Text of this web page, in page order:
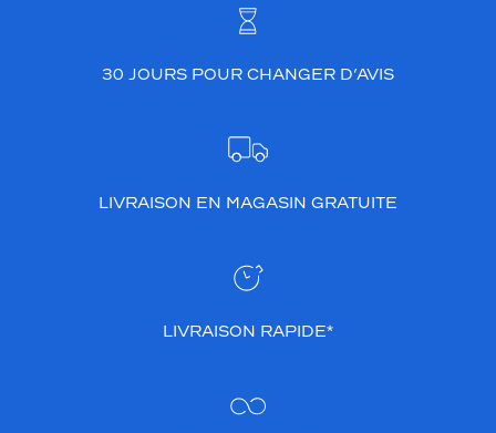
30 JOURS POUR CHANGER D’AVIS
LIVRAISON EN MAGASIN GRATUITE
LIVRAISON RAPIDE*